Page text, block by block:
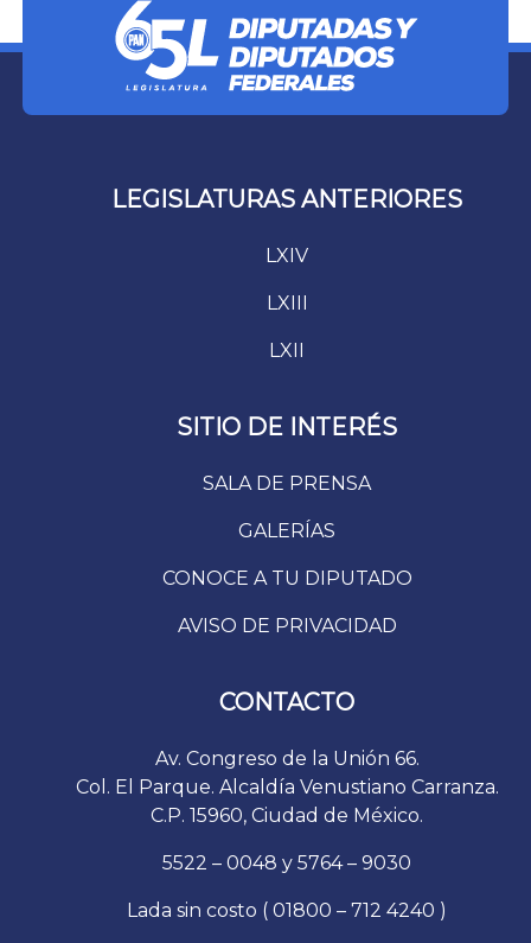
LEGISLATURAS ANTERIORES
LXIV
LXIII
LXII
SITIO DE INTERÉS
SALA DE PRENSA
GALERÍAS
CONOCE A TU DIPUTADO
AVISO DE PRIVACIDAD
CONTACTO
Av. Congreso de la Unión 66.
Col. El Parque. Alcaldía Venustiano Carranza.
C.P. 15960, Ciudad de México.
5522 – 0048 y 5764 – 9030
Lada sin costo ( 01800 – 712 4240 )